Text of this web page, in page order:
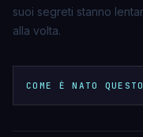
suoi segreti stanno
alla volta.
COME È NATO